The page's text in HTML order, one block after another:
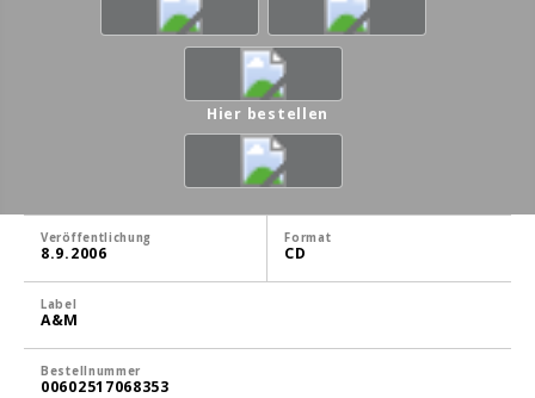
Hier bestellen
Veröffentlichung
8.9.2006
Format
CD
Label
A&M
Bestellnummer
00602517068353